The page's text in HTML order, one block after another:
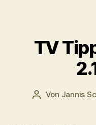
TV
Beitragsautor
Von Jannis